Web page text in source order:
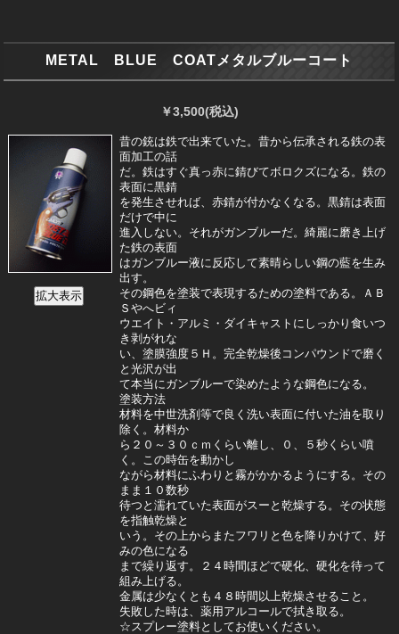
METAL BLUE COATメタルブルーコート
￥3,500(税込)
昔の銃は鉄で出来ていた。昔から伝承される鉄の表
面加工の話
だ。鉄はすぐ真っ赤に錆びてボロクズになる。鉄の
表面に黒錆
を発生させれば、赤錆が付かなくなる。黒錆は表面
だけで中に
進入しない。それがガンブルーだ。綺麗に磨き上げ
た鉄の表面
はガンブルー液に反応して素晴らしい鋼の藍を生み
出す。
その鋼色を塗装で表現するための塗料である。ＡＢ
Ｓやへビィ
ウエイト・アルミ・ダイキャストにしっかり食いつ
き剥がれな
い、塗膜強度５Ｈ。完全乾燥後コンパウンドで磨く
と光沢が出
て本当にガンブルーで染めたような鋼色になる。
塗装方法
材料を中世洗剤等で良く洗い表面に付いた油を取り
除く。材料か
ら２０～３０ｃｍくらい離し、０、５秒くらい噴
く。この時缶を動かし
ながら材料にふわりと霧がかかるようにする。その
まま１０数秒
待つと濡れていた表面がスーと乾燥する。その状態
を指触乾燥と
いう。その上からまたフワリと色を降りかけて、好
みの色になる
まで繰り返す。２４時間ほどで硬化、硬化を待って
組み上げる。
金属は少なくとも４８時間以上乾燥させること。
失敗した時は、薬用アルコールで拭き取る。
☆スプレー塗料としてお使いください。